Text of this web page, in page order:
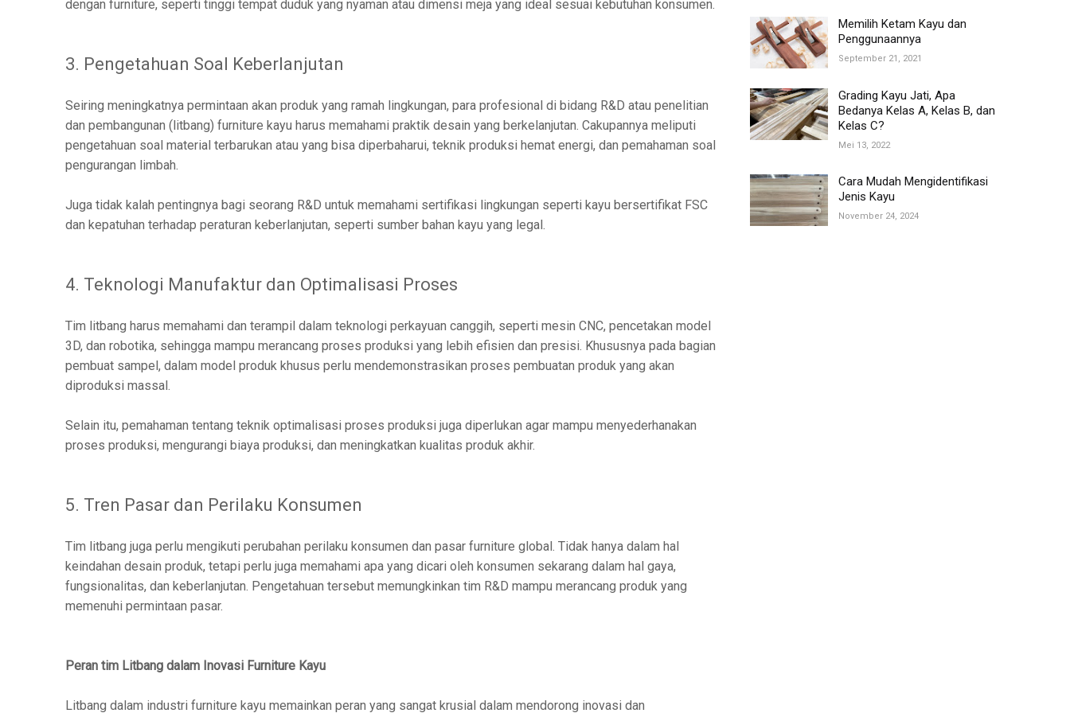
dengan furniture, seperti tinggi tempat duduk yang nyaman atau dimensi meja yang ideal sesuai kebutuhan konsumen.
3. Pengetahuan Soal Keberlanjutan
Seiring meningkatnya permintaan akan produk yang ramah lingkungan, para profesional di bidang R&D atau penelitian
dan pembangunan (litbang) furniture kayu harus memahami praktik desain yang berkelanjutan. Cakupannya meliputi
pengetahuan soal material terbarukan atau yang bisa diperbaharui, teknik produksi hemat energi, dan pemahaman soal
pengurangan limbah.
Juga tidak kalah pentingnya bagi seorang R&D untuk memahami sertifikasi lingkungan seperti kayu bersertifikat FSC
dan kepatuhan terhadap peraturan keberlanjutan, seperti sumber bahan kayu yang legal.
4. Teknologi Manufaktur dan Optimalisasi Proses
Tim litbang harus memahami dan terampil dalam teknologi perkayuan canggih, seperti mesin CNC, pencetakan model
3D, dan robotika, sehingga mampu merancang proses produksi yang lebih efisien dan presisi. Khususnya pada bagian
pembuat sampel, dalam model produk khusus perlu mendemonstrasikan proses pembuatan produk yang akan
diproduksi massal.
Selain itu, pemahaman tentang teknik optimalisasi proses produksi juga diperlukan agar mampu menyederhanakan
proses produksi, mengurangi biaya produksi, dan meningkatkan kualitas produk akhir.
5. Tren Pasar dan Perilaku Konsumen
Tim litbang juga perlu mengikuti perubahan perilaku konsumen dan pasar furniture global. Tidak hanya dalam hal
keindahan desain produk, tetapi perlu juga memahami apa yang dicari oleh konsumen sekarang dalam hal gaya,
fungsionalitas, dan keberlanjutan. Pengetahuan tersebut memungkinkan tim R&D mampu merancang produk yang
memenuhi permintaan pasar.
Peran tim Litbang dalam Inovasi Furniture Kayu
Litbang dalam industri furniture kayu memainkan peran yang sangat krusial dalam mendorong inovasi dan
Memilih Ketam Kayu dan
Penggunaannya
September 21, 2021
Grading Kayu Jati, Apa
Bedanya Kelas A, Kelas B, dan
Kelas C?
Mei 13, 2022
Cara Mudah Mengidentifikasi
Jenis Kayu
November 24, 2024